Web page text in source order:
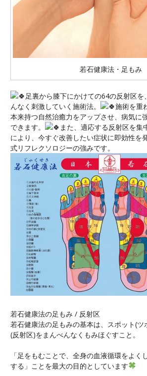
若石健康法・足もみ
足裏から膝下にかけての64の反射区を
んなく刺激していく施術法。
施術を重
本来持つ自然治癒力をアップさせ、病気に
できます。
また、適応する反射区を集
により、今すぐ改善したい症状に即効性を
式リフレクソロジーの強みです。
若石健康法の足もみ / 反射区
若石健康法の足もみの基本は、スポット(ツ
(反射区)をまんべんなくもみほぐすこと。
「足をもむことで、全身の血液循環をよく
する」ことを最大の目的としています